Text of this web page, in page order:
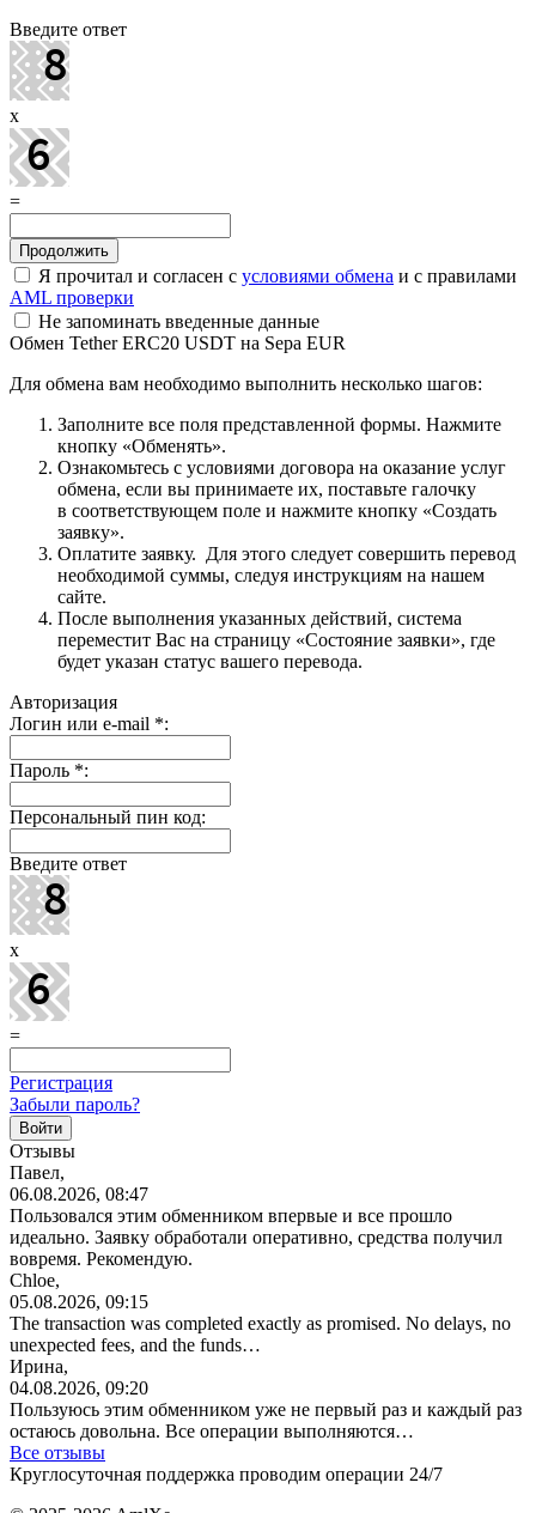
Введите ответ
x
=
Я прочитал и согласен с условиями обмена и с правилами
AML проверки
Не запоминать введенные данные
Обмен Tether ERC20 USDT на Sepa EUR
Для обмена вам необходимо выполнить несколько шагов:
Заполните все поля представленной формы. Нажмите
кнопку «Обменять».
Ознакомьтесь с условиями договора на оказание услуг
обмена, если вы принимаете их, поставьте галочку
в соответствующем поле и нажмите кнопку «Создать
заявку».
Оплатите заявку. Для этого следует совершить перевод
необходимой суммы, следуя инструкциям на нашем
сайте.
После выполнения указанных действий, система
переместит Вас на страницу «Состояние заявки», где
будет указан статус вашего перевода.
Авторизация
Логин или e-mail *:
Пароль *:
Персональный пин код:
Введите ответ
x
=
Регистрация
Забыли пароль?
Отзывы
Павел,
06.08.2026, 08:47
Пользовался этим обменником впервые и все прошло
идеально. Заявку обработали оперативно, средства получил
вовремя. Рекомендую.
Chloe,
05.08.2026, 09:15
The transaction was completed exactly as promised. No delays, no
unexpected fees, and the funds…
Ирина,
04.08.2026, 09:20
Пользуюсь этим обменником уже не первый раз и каждый раз
остаюсь довольна. Все операции выполняются…
Все отзывы
Круглосуточная поддержка проводим операции 24/7